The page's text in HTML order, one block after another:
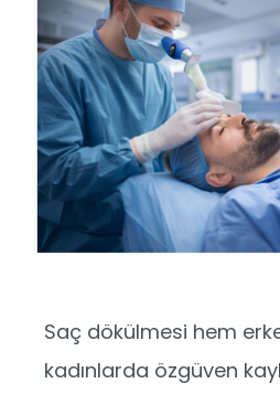
Saç dökülmesi hem
kadınlarda özgüven